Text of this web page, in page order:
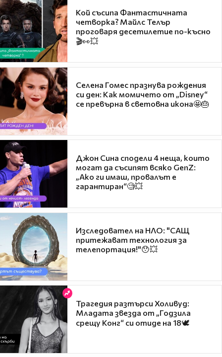
Кой съсипа Фантастичната
четворка? Майлс Телър
проговаря десетилетие по-късно
🎬👀💥
Селена Гомес празнува рождения
си ден: Как момичето от „Disney“
се превърна в световна икона🤩🎂
Джон Сина сподели 4 неща, които
могат да съсипят всяко GenZ:
„Ако ги имаш, провалът е
гарантиран“🧐💥
Изследовател на НЛО: "САЩ
притежават технология за
телепортация!"😯💥
Трагедия разтърси Холивуд:
Младата звезда от „Годзила
срещу Конг“ си отиде на 18🕊️